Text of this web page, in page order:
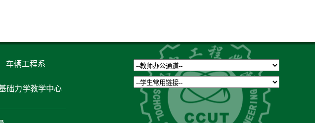
车辆工程系
础力学教学中心